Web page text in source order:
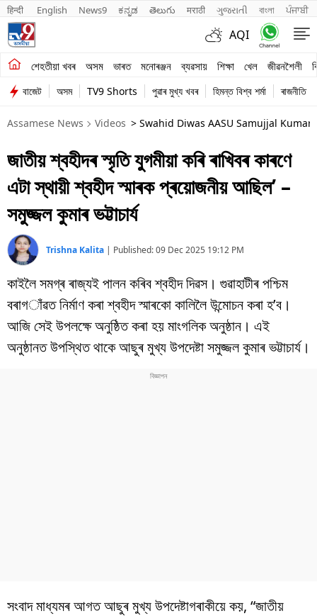
हिन्दी English News9 ಕನ್ನಡ తెలుగు मराठी ગુજરાતી বাংলা ਪੰਜਾਬੀ
AQI
শেহতীয়া খবৰ অসম ভাৰত মনোৰঞ্জন ব্যৱসায় শিক্ষা খেল জীৱনশৈলী
শেহতীয়া খবৰ
অসম
ভাৰত
মনোৰঞ্জন
ব্যৱসায়
শিক্ষা
খেল
জীৱনশৈলী
বিশ্ব
প্ৰযুক্তি
বাজেট অসম TV9 Shorts পুৱাৰ মুখ্য খবৰ হিমন্ত বিশ্ব শৰ্মা ৰাজনীতি
Assamese News Videos > Swahid Diwas AASU Samujjal
জাতীয় শ্বহীদৰ স্মৃতি যুগমীয়া কৰি ৰাখিবৰ কাৰণে
এটা স্থায়ী শ্বহীদ স্মাৰক প্ৰয়োজনীয় আছিল’ –
সমুজ্জল কুমাৰ ভট্টাচার্য
Trishna Kalita | Published:09 Dec 2025 19:12 PM
কাইলৈ সমগ্ৰ ৰাজ্যই পালন কৰিব শ্বহীদ দিৱস। গুৱাহাটীৰ পশ্চিম
বৰাগাঁৱত নিৰ্মাণ কৰা শ্বহীদ স্মাৰকো কালিলৈ উন্মোচন কৰা হ’ব।
আজি সেই উপলক্ষে অনুষ্ঠিত কৰা হয় মাংগলিক অনুষ্ঠান। এই
অনুষ্ঠানত উপস্থিত থাকে আছুৰ মুখ্য উপদেষ্টা সমুজ্জল কুমাৰ ভট্টাচার্য।
সংবাদ মাধ্যমৰ আগত আছুৰ মুখ্য উপদেষ্টাগৰাকীয়ে কয়, “জাতীয়